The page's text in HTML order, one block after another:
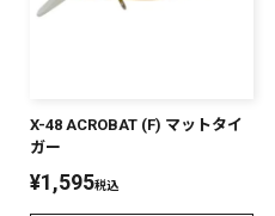
X-48 ACROBAT (F) マットタイ
ガー
¥1,595税込